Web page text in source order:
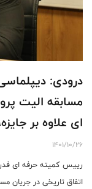
درودی:
مسابقه الیت
ای علاوه بر
کنند
1401/10/26
رییس کمیته حرفه ای
اتفاق تاریخی در جریان